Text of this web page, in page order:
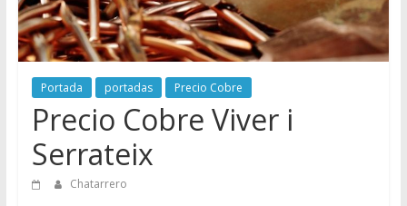
de
Chatarreros
para
vender
Chatarra
Portada portadas Precio Cobre
Precio Cobre Viver i
Serrateix
Chatarrero